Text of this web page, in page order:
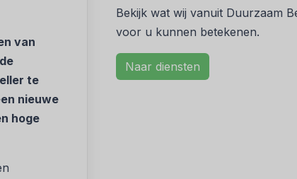
van
te
nieuwe
hoge
Bekijk wat wij vanuit Duurzaam
voor u kunnen betekenen.
Naar diensten